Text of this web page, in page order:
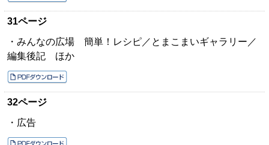
31ページ
・みんなの広場 簡単！レシピ／とまこまいギャラリー／
編集後記 ほか
32ページ
・広告